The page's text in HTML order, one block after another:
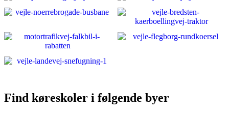
Find køreskoler i følgende byer